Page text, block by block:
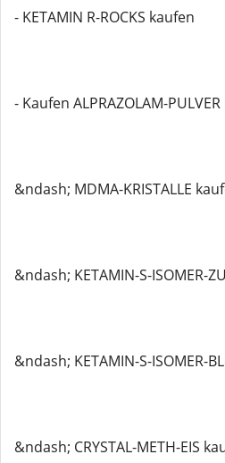
- KETAMIN R-ROCKS kaufen
- Kaufen ALPRAZOLAM-PULVER
&ndash; MDMA-KRISTALLE
&ndash; KETAMIN-S-ISOMER-
&ndash; KETAMIN-S-ISOMER-
&ndash; CRYSTAL-METH-EIS